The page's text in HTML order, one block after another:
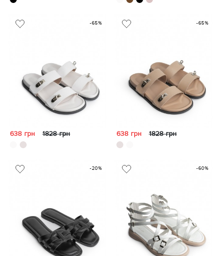
-65%
638 грн 1828 грн
-65%
638 грн 1828 грн
-20% -60%